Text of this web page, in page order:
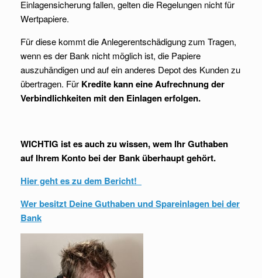
Einlagensicherung fallen, gelten die Regelungen nicht für
Wertpapiere.
Für diese kommt die Anlegerentschädigung zum Tragen,
wenn es der Bank nicht möglich ist, die Papiere
auszuhändigen und auf ein anderes Depot des Kunden zu
übertragen. Für Kredite kann eine Aufrechnung der
Verbindlichkeiten mit den Einlagen erfolgen.
WICHTIG ist es auch zu wissen, wem Ihr Guthaben
auf Ihrem Konto bei der Bank überhaupt gehört.
Hier geht es zu dem Bericht!
Wer besitzt Deine Guthaben und Spareinlagen bei der
Bank